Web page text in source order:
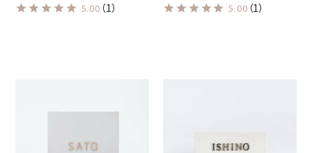
5.00 （1） 5.00 （1）